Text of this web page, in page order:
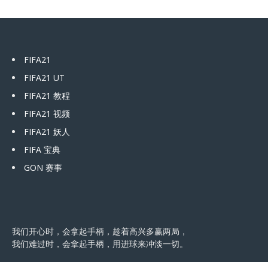
FIFA21
FIFA21 UT
FIFA21 教程
FIFA21 视频
FIFA21 妖人
FIFA 宝典
GON 赛事
我们开心时，会拿起手柄，趁着高兴多赢两局，
我们难过时，会拿起手柄，用进球来冲淡一切。